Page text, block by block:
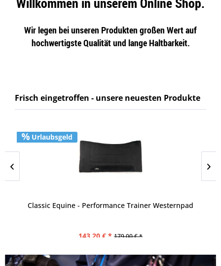
Wir legen bei unseren Produkten großen Wert auf
hochwertigste Qualität und lange Haltbarkeit.
Frisch eingetroffen - unsere neuesten Produkte
Urlaubsgeld
Classic Equine - Performance Trainer Westernpad
143,20 € * 179,00 € *